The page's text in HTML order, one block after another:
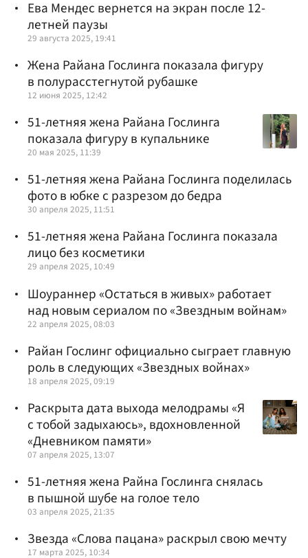
Ева Мендес вернется на экран после 12-
летней паузы
29 августа 2025, 19:41
Жена Райана Гослинга показала фигуру
в полурасстегнутой рубашке
12 июня 2025, 12:42
51-летняя жена Райана Гослинга
показала фигуру в купальнике
20 мая 2025, 11:39
51-летняя жена Райана Гослинга поделилась
фото в юбке с разрезом до бедра
30 апреля 2025, 11:51
51-летняя жена Райана Гослинга показала
лицо без косметики
29 апреля 2025, 10:49
Шоураннер «Остаться в живых» работает
над новым сериалом по «Звездным войнам»
22 апреля 2025, 08:03
Райан Гослинг официально сыграет главную
роль в следующих «Звездных войнах»
18 апреля 2025, 09:19
Раскрыта дата выхода мелодрамы «Я
с тобой задыхаюсь», вдохновленной
«Дневником памяти»
07 апреля 2025, 13:07
51-летняя жена Райна Гослинга снялась
в пышной шубе на голое тело
03 апреля 2025, 21:35
Звезда «Слова пацана» раскрыл свою мечту
17 марта 2025, 10:34